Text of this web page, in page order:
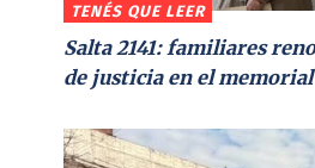
TENÉS QUE LEER
Salta 2141: familiares
de justicia en el memorial